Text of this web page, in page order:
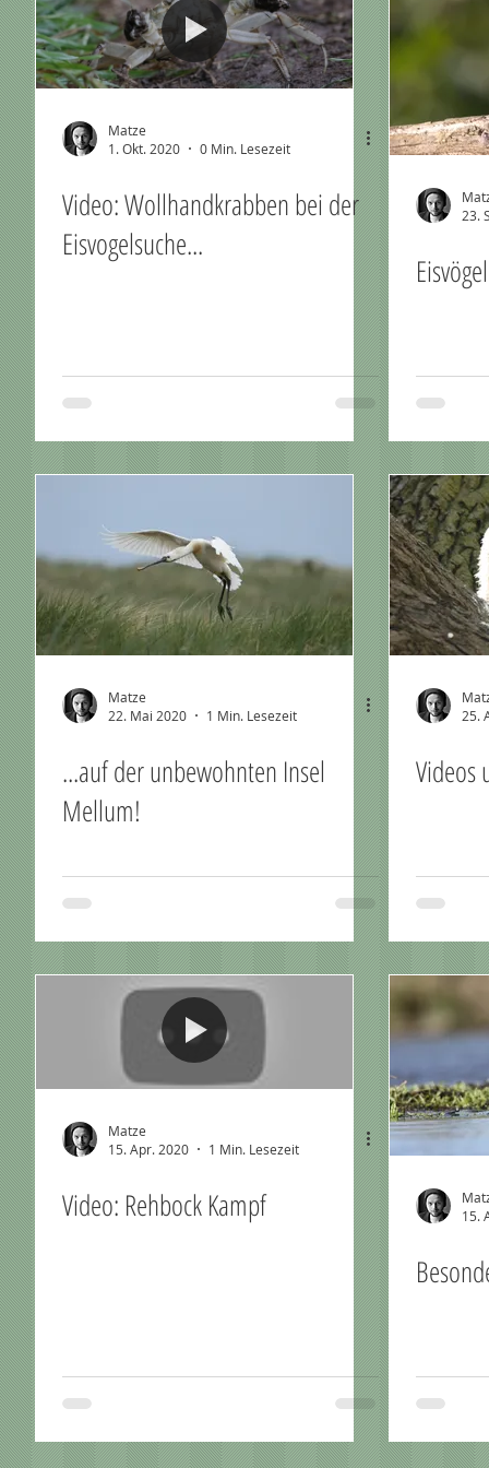
Matze
1. Okt. 2020
0 Min. Lesezeit
Video: Wollhandkrabben bei der
Eisvogelsuche...
23.
Matze
22. Mai 2020
1 Min. Lesezeit
...auf der unbewohnten Insel
Mellum!
25.
Videos
Matze
15. Apr. 2020
1 Min. Lesezeit
Video: Rehbock Kampf
15.